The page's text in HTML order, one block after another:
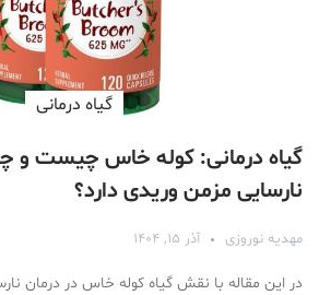
گیاه درمانی
گیاه درمانی: کوله خاس چیست و
نارسایی مزمن وریدی دارد؟
مهدیه نوروزی آذر ۱۵, ۱۴۰۴
در این مقاله با نقش گیاه کوله خاس در درمان